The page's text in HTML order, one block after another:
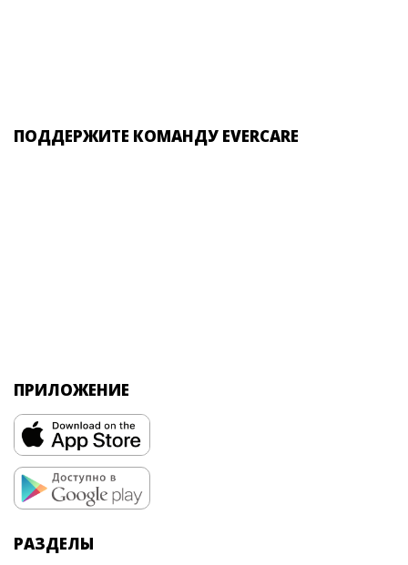
ПОДДЕРЖИТЕ КОМАНДУ EVERCARE
ПРИЛОЖЕНИЕ
РАЗДЕЛЫ